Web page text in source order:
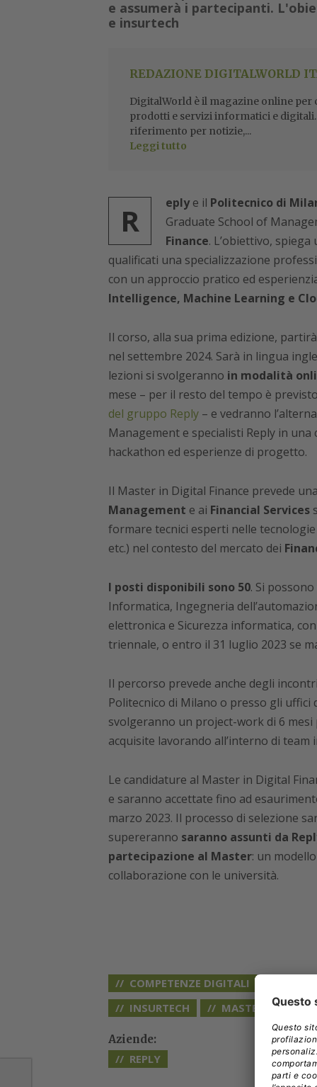
e assumerà i partecipanti.
e insurtech
REDAZIONE DIGITALWORLD
DigitalWorld è il magazine online per
prodotti e servizi informatici e
riferimento per notizie,...
Leggi tutto
R eplye il Politecnico di
Graduate School of
Finance. L’obiettivo,
qualificati una specializzazione
con un approccio pratico ed
Intelligence, Machine Learning e
Il corso, alla sua prima edizione,
nel settembre 2024. Sarà in lingua
lezioni si svolgeranno in modalità
mese – per il resto del tempo è previsto
del gruppo Reply– e vedranno
Management e specialisti Reply in
hackathon ed esperienze di progetto.
Il Master in Digital Finance prevede
Management e ai Financial Services
formare tecnici esperti nelle
etc.) nel contesto del mercato dei
I posti disponibili sono 50. Si
Informatica, Ingegneria
elettronica e Sicurezza informatica,
triennale, o entro il 31 luglio 2023 se
Il percorso prevede anche degli
Politecnico di Milano o presso gli
svolgeranno un project-work di 6 mesi
acquisite lavorando all’interno di
Le candidature al Master in Digital
e saranno accettate fino ad
marzo 2023. Il processo di selezione
supereranno saranno assunti da
partecipazione al Master: un
collaborazione con le università.
COMPETENZE DIGITALI
INSURTECH
MASTER
Aziende:
REPLY